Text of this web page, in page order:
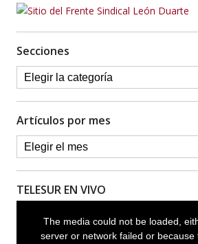
Secciones
Artículos por mes
TELESUR EN VIVO